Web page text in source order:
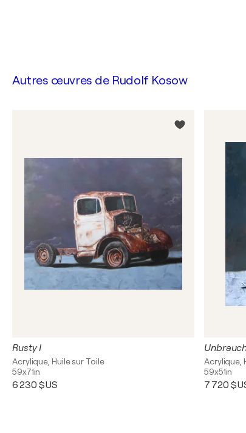
Autres œuvres de Rudolf Kosow
Rusty I
Acrylique, Huile sur Toile
59x71in
6 230 $US
Acrylique,
59x51in
7 720